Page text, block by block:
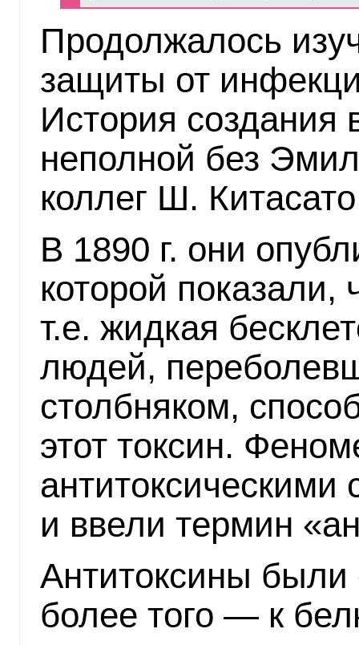
Продолжалось
защиты от
История
неполной без
коллег Ш.
В 1890 г. они
которой показали,
т.е. жидкая
людей,
столбняком,
этот токсин.
антитоксическими
и ввели термин
Антитоксины были
более того — к